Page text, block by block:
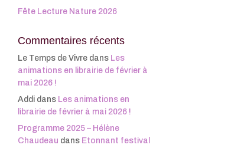
Fête Lecture Nature 2026
Commentaires récents
Le Temps de Vivredans Les
animations en librairie de février à
mai 2026 !
Addidans Les animations en
librairie de février à mai 2026 !
Programme 2025 – Hélène
Chaudeau dans Etonnant festival